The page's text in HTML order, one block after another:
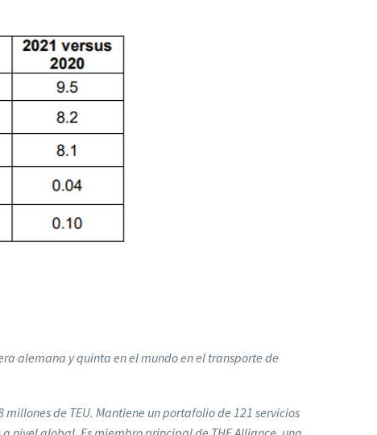
alemana y quinta en el mundo en el transporte de
de TEU. Mantiene un portafolio de 121 servicios